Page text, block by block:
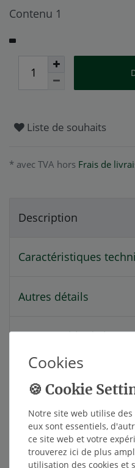
Contenu 1
Liste de souhaits
* avec TVA hors Frais de
Description
Caractéristiques
Autres détails
Responsable de l'UE
Le TireMoni TM-240
surveillance de la
normes: la nouvelle
Cookies
Notre site web utilise
eux sont essentiels,
ce site web et votre
trouverez ici de plus
utilisation des cookies et